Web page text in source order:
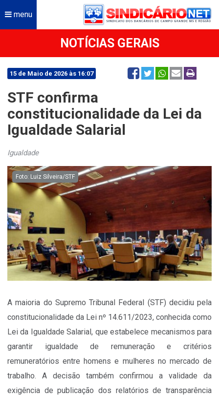
menu
NOTÍCIAS GERAIS
15 de Maio de 2026 às 16:07
STF confirma
constitucionalidade da Lei da
Igualdade Salarial
Igualdade
Foto: Luiz Silveira/STF
A maioria do Supremo Tribunal Federal (STF) decidiu pela
constitucionalidade da Lei nº 14.611/2023, conhecida como
Lei da Igualdade Salarial, que estabelece mecanismos para
garantir igualdade de remuneração e critérios
remuneratórios entre homens e mulheres no mercado de
trabalho. A decisão também confirmou a validade da
exigência de publicação dos relatórios de transparência